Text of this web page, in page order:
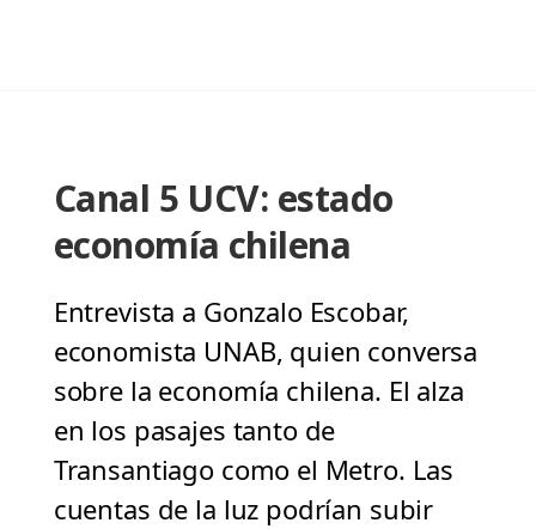
Canal 5 UCV: estado
economía chilena
Entrevista a Gonzalo Escobar,
economista UNAB, quien conversa
sobre la economía chilena. El alza
en los pasajes tanto de
Transantiago como el Metro. Las
cuentas de la luz podrían subir